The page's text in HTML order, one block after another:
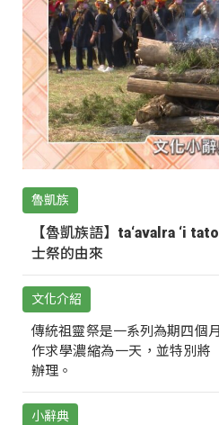
魯凱族
【魯凱族語】ta‘avalra ‘i
士祭的由來
文化介紹
傳統祖靈祭是一系列為期四個
作求學濃縮為一天，並特別將
辦理。
小辭典